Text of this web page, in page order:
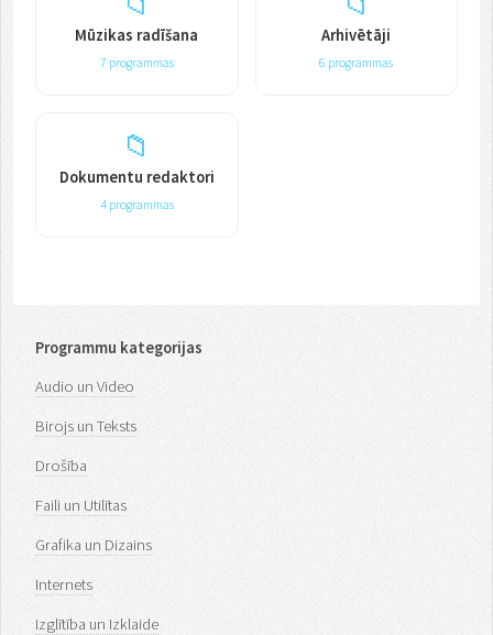
Mūzikas radīšana
7 programmas
Arhivētāji
6 programmas
📁
Dokumentu redaktori
4 programmas
Programmu kategorijas
Audio un Video
Birojs un Teksts
Drošība
Faili un Utilītas
Grafika un Dizains
Internets
Izglītība un Izklaide